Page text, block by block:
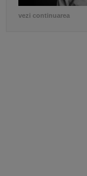
vezi continuarea